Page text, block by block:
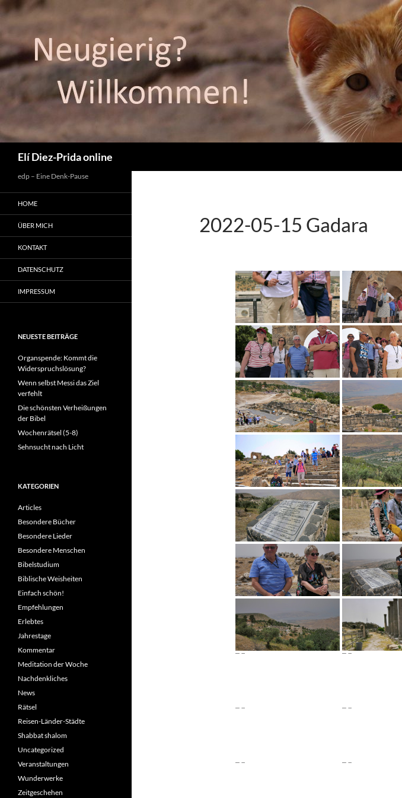
Elí Diez-Prida online
2022-05-15 Gadara
edp – Eine Denk-Pause
HOME
ÜBER MICH
KONTAKT
DATENSCHUTZ
IMPRESSUM
NEUESTE BEITRÄGE
Organspende: Kommt die
Widerspruchslösung?
Wenn selbst Messi das Ziel
verfehlt
Die schönsten Verheißungen
der Bibel
Wochenrätsel (5-8)
Sehnsucht nach Licht
KATEGORIEN
Articles
Besondere Bücher
Besondere Lieder
Besondere Menschen
Bibelstudium
Biblische Weisheiten
Einfach schön!
Empfehlungen
Erlebtes
Jahrestage
Kommentar
Meditation der Woche
Nachdenkliches
News
Rätsel
Reisen-Länder-Städte
Shabbat shalom
Uncategorized
Veranstaltungen
Wunderwerke
Zeitgeschehen